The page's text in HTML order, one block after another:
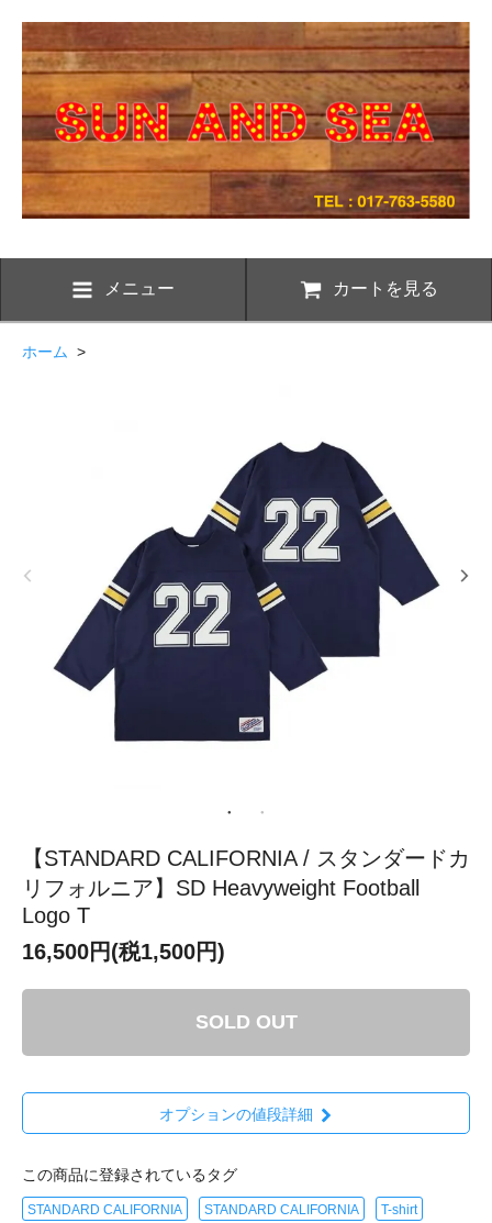
メニュー カートを見る
ホーム >
【STANDARD CALIFORNIA / スタンダードカ
リフォルニア】SD Heavyweight Football
Logo T
16,500円(税1,500円)
SOLD OUT
オプションの値段詳細
この商品に登録されているタグ
STANDARD CALIFORNIA STANDARD CALIFORNIA T-shirt